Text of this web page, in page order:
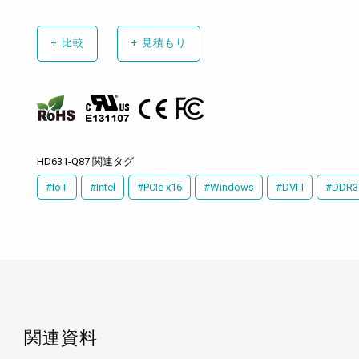
+ 比較 + 見積もり
HD631-Q87 関連タグ
#IoT #Intel #PCIe x16 #Windows #DVI-I #DDR3
関連資料